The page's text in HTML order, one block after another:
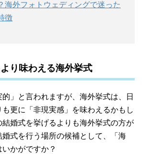
海外フォトウェディングで迷った
徴
より味わえる海外挙式
」と言われますが、海外挙式は、日
更に「非現実感」を味わえるかもし
婚式を挙げるよりも海外挙式の方が
式を行う場所の候補として、「海
かがですか？